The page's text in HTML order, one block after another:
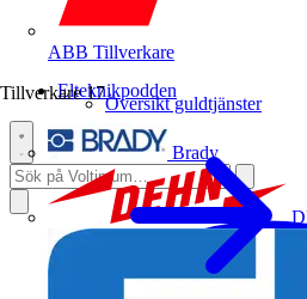
ABB Tillverkare
Tillverkare 17
Brady
Översikt guldtjänster
Elteknikpodden